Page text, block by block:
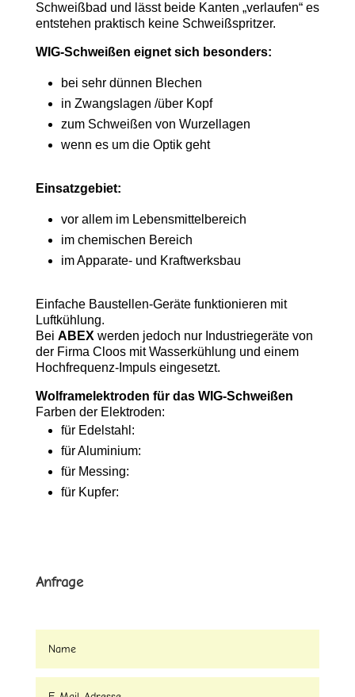
Schweißbad und lässt beide Kanten „verlaufen“ es
entstehen praktisch keine Schweißspritzer.
WIG-Schweißen eignet sich besonders:
bei sehr dünnen Blechen
in Zwangslagen /über Kopf
zum Schweißen von Wurzellagen
wenn es um die Optik geht
Einsatzgebiet:
vor allem im Lebensmittelbereich
im chemischen Bereich
im Apparate- und Kraftwerksbau
Einfache Baustellen-Geräte funktionieren mit
Luftkühlung.
Bei ABEX werden jedoch nur Industriegeräte von
der Firma Cloos mit Wasserkühlung und einem
Hochfrequenz-Impuls eingesetzt.
Wolframelektroden für das WIG-Schweißen
Farben der Elektroden:
für Edelstahl:
für Aluminium:
für Messing:
für Kupfer:
Anfrage